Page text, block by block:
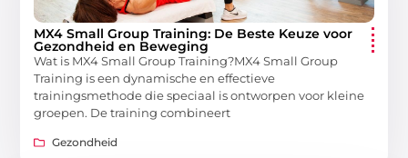
MX4 Small Group Training: De Beste Keuze voor
Gezondheid en Beweging
Wat is MX4 Small Group Training?MX4 Small Group
Training is een dynamische en effectieve
trainingsmethode die speciaal is ontworpen voor kleine
groepen. De training combineert
Gezondheid